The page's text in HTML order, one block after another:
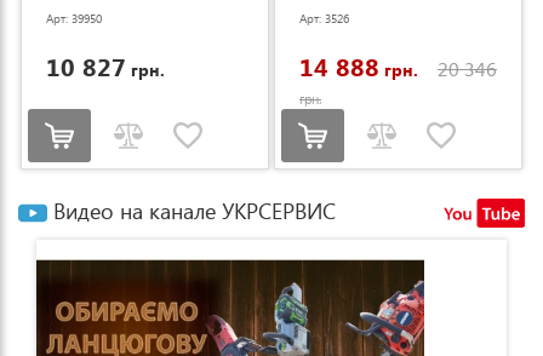
Арт: 39950
10 827 грн.
Арт: 3526
14 888 грн. 20 346
грн.
Видео на канале УКРСЕРВИС